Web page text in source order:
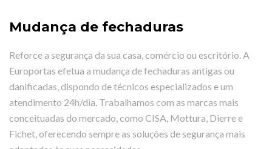
Mudança de fechaduras
Reforce a segurança da sua casa, comércio ou escritório. A
Europortas efetua a mudança de fechaduras antigas ou
danificadas, dispondo de técnicos especializados e um
atendimento 24h/dia. Trabalhamos com as marcas mais
conceituadas do mercado, como CISA, Mottura, Dierre e
Fichet, oferecendo sempre as soluções de segurança mais